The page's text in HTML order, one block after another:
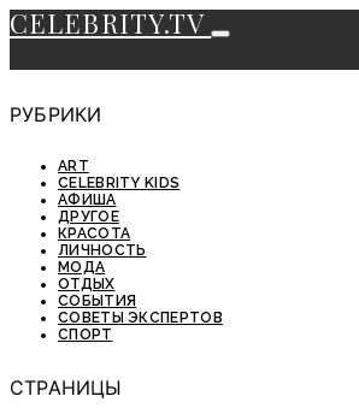
CELEBRITY.TV
РУБРИКИ
ART
CELEBRITY KIDS
АФИША
ДРУГОЕ
КРАСОТА
ЛИЧНОСТЬ
МОДА
ОТДЫХ
СОБЫТИЯ
СОВЕТЫ ЭКСПЕРТОВ
СПОРТ
СТРАНИЦЫ